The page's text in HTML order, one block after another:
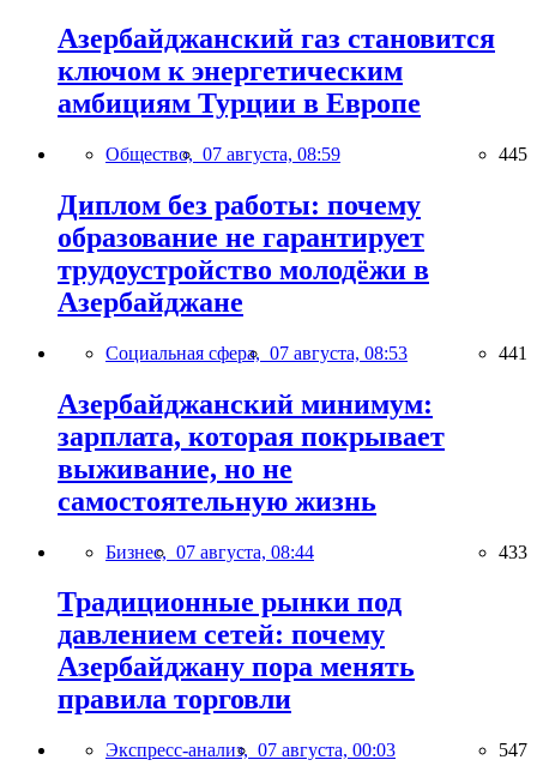
Азербайджанский газ становится
ключом к энергетическим
амбициям Турции в Европе
Общество, 07 августа, 08:59 445
Диплом без работы: почему
образование не гарантирует
трудоустройство молодёжи в
Азербайджане
Социальная сфера, 07 августа, 08:53 441
Азербайджанский минимум:
зарплата, которая покрывает
выживание, но не
самостоятельную жизнь
Бизнес, 07 августа, 08:44 433
Традиционные рынки под
давлением сетей: почему
Азербайджану пора менять
правила торговли
Экспресс-анализ, 07 августа, 00:03 547